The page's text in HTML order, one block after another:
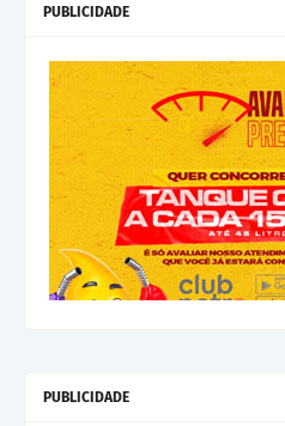
PUBLICIDADE
PUBLICIDADE